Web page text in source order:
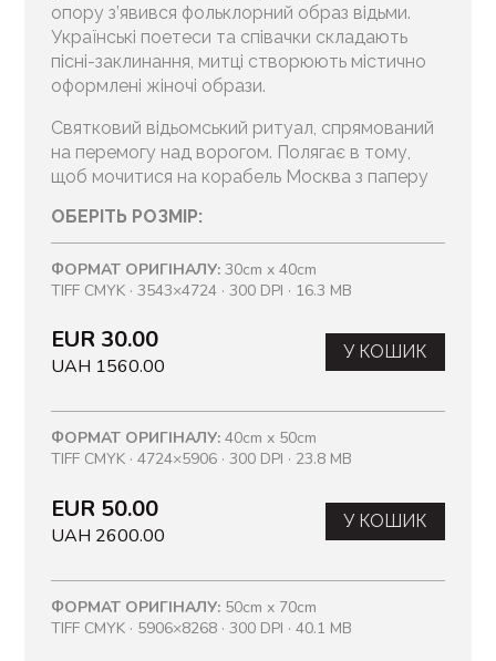
опору з’явився фольклорний образ відьми.
Українські поетеси та співачки складають
пісні-заклинання, митці створюють містично
оформлені жіночі образи.
Святковий відьомський ритуал, спрямований
на перемогу над ворогом. Полягає в тому,
щоб мочитися на корабель Москва з паперу
ОБЕРІТЬ РОЗМІР:
ФОРМАТ ОРИГІНАЛУ: 30cm x 40cm
TIFF CMYK · 3543×4724 · 300 DPI · 16.3 MB
EUR 30.00
UAH 1560.00
У КОШИК
ФОРМАТ ОРИГІНАЛУ: 40cm x 50cm
TIFF CMYK · 4724×5906 · 300 DPI · 23.8 MB
EUR 50.00
UAH 2600.00
У КОШИК
ФОРМАТ ОРИГІНАЛУ: 50cm x 70cm
TIFF CMYK · 5906×8268 · 300 DPI · 40.1 MB